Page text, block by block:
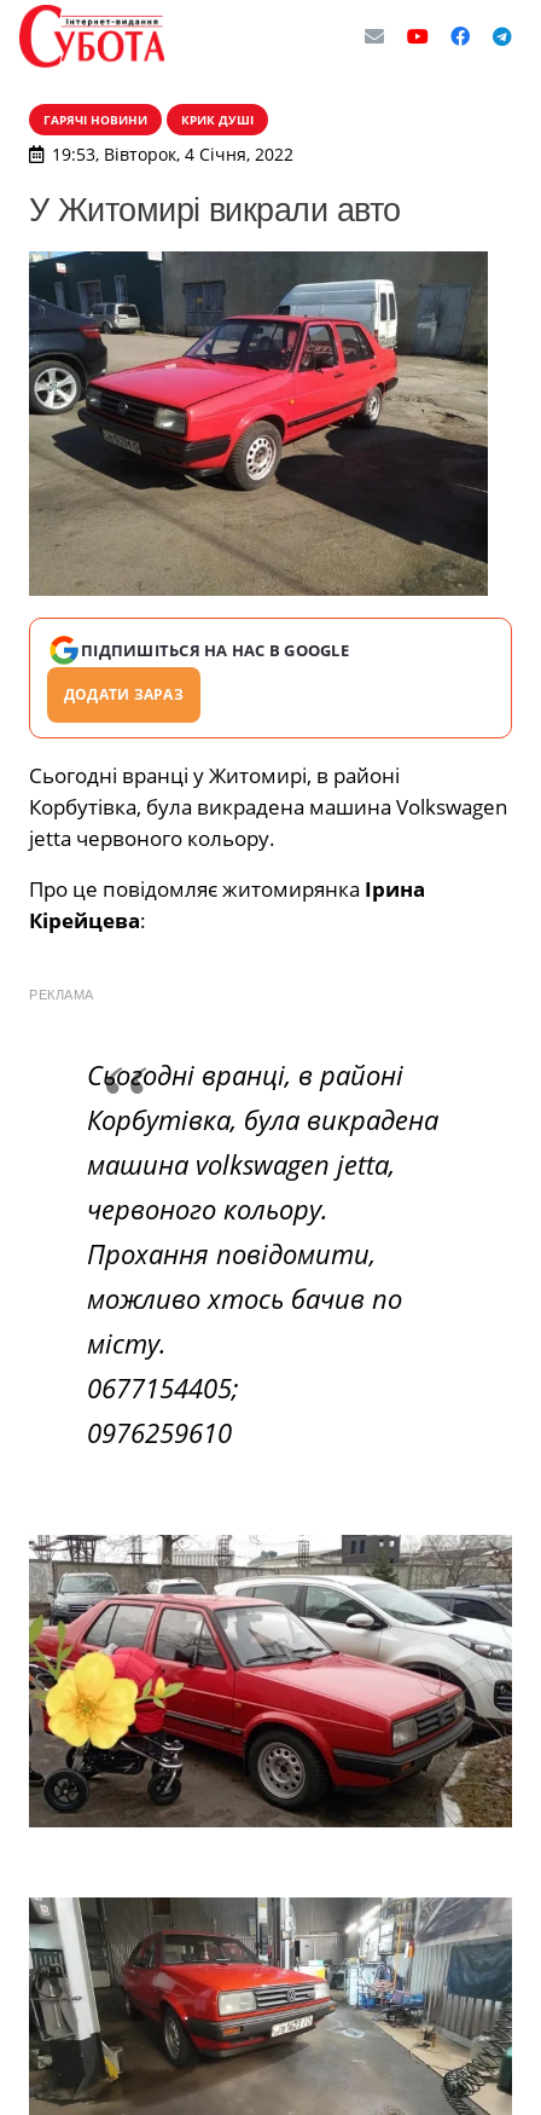
ГАРЯЧІ НОВИНИ КРИК ДУШІ
19:53, Вівторок, 4 Січня, 2022
У Житомирі викрали авто
ПІДПИШІТЬСЯ НА НАС В GOOGLE
ДОДАТИ ЗАРАЗ
Сьогодні вранці у Житомирі, в районі
Корбутівка, була викрадена машина Volkswagen
jetta червоного кольору.
Про це повідомляє житомирянка Ірина
Кірейцева:
РЕКЛАМА
Сьогодні вранці, в районі
Корбутівка, була викрадена
машина volkswagen jetta,
червоного кольору.
Прохання повідомити,
можливо хтось бачив по
місту.
0677154405;
0976259610